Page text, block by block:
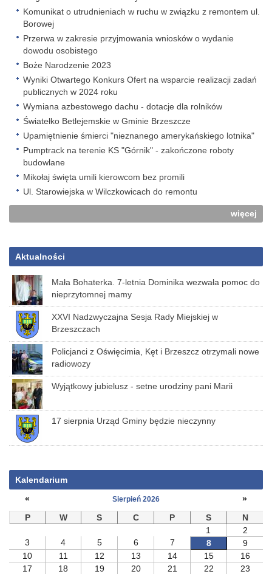
Komunikat o utrudnieniach w ruchu w związku z remontem ul.
Borowej
Przerwa w zakresie przyjmowania wniosków o wydanie
dowodu osobistego
Boże Narodzenie 2023
Wyniki Otwartego Konkurs Ofert na wsparcie realizacji zadań
publicznych w 2024 roku
Wymiana azbestowego dachu - dotacje dla rolników
Światełko Betlejemskie w Gminie Brzeszcze
Upamiętnienie śmierci "nieznanego amerykańskiego lotnika"
Pumptrack na terenie KS "Górnik" - zakończone roboty
budowlane
Mikołaj święta umili kierowcom bez promili
Ul. Starowiejska w Wilczkowicach do remontu
więcej
Aktualności
Mała Bohaterka. 7-letnia Dominika wezwała pomoc do
nieprzytomnej mamy
XXVI Nadzwyczajna Sesja Rady Miejskiej w
Brzeszczach
Policjanci z Oświęcimia, Kęt i Brzeszcz otrzymali nowe
radiowozy
Wyjątkowy jubielusz - setne urodziny pani Marii
17 sierpnia Urząd Gminy będzie nieczynny
Kalendarium
«
Sierpień 2026
»
P
W S C P S
N
1
2
3
4 5 6 7 8
9
10
11 12 13 14 15
16
17
18 19 20 21 22
23